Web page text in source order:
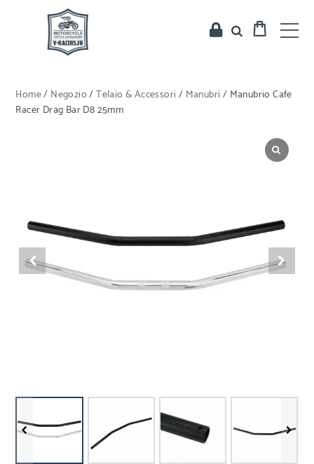
Home/ Negozio/Telaio & Accessori / Manubri / Manubrio Cafe
Racer Drag Bar D8 25mm